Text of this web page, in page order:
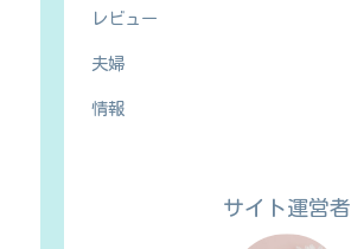
レビュー
夫婦
情報
サイト運営者